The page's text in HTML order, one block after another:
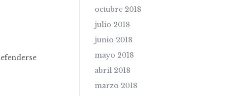
octubre 2018
julio 2018
junio 2018
mayo 2018
abril 2018
marzo 2018